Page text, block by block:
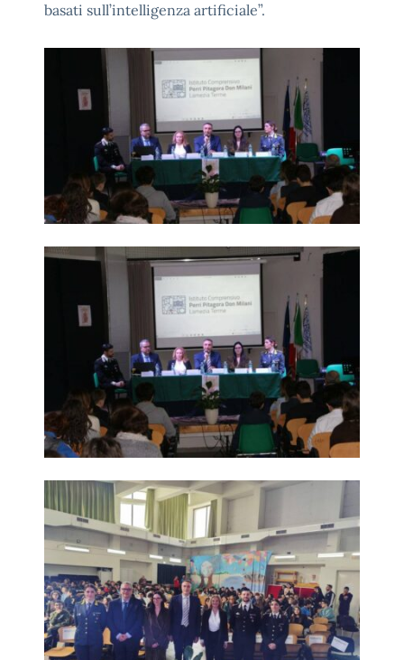
basati sull’intelligenza artificiale”.